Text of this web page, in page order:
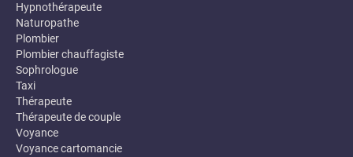
Hypnothérapeute
Naturopathe
Plombier
Plombier chauffagiste
Sophrologue
Taxi
Thérapeute
Thérapeute de couple
Voyance
Voyance cartomancie